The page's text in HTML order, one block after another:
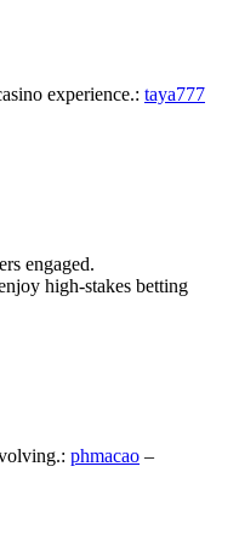
experience.: taya777
engaged.
high-stakes betting
phmacao –